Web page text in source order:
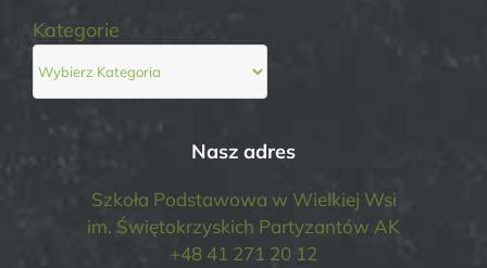
Kategorie
Nasz adres
Szkoła Podstawowa w Wielkiej Wsi
im. Świętokrzyskich Partyzantów AK
+48 41 271 20 12